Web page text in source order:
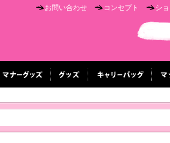
シ
コンセプト
お問い合わせ